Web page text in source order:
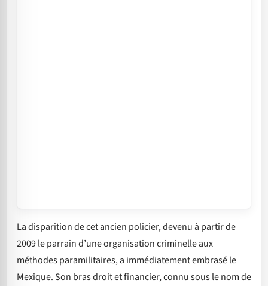
La disparition de cet ancien policier, devenu à partir de
2009 le parrain d’une organisation criminelle aux
méthodes paramilitaires, a immédiatement embrasé le
Mexique. Son bras droit et financier, connu sous le nom de